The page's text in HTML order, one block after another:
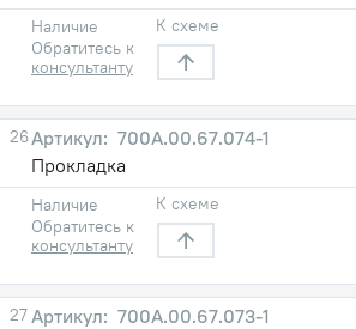
Наличие
Обратитесь к
консультанту
К схеме
26
700А.00.67.074-1
Прокладка
Наличие
Обратитесь к
консультанту
К схеме
27
700А.00.67.073-1